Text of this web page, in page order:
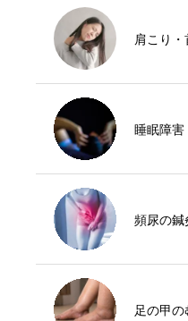
肩こり
睡眠障
頻尿の鍼
足の甲